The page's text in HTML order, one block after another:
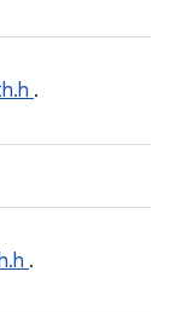
.
.